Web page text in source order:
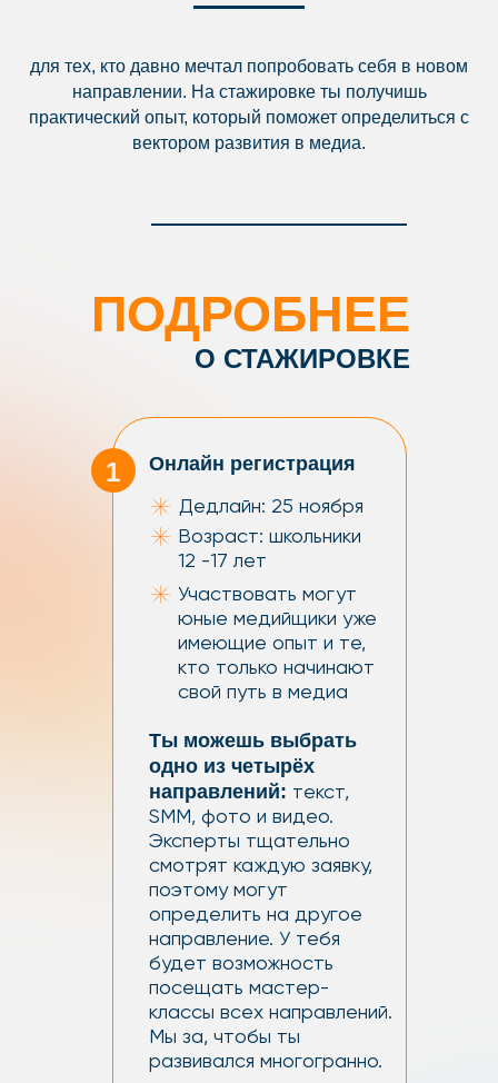
для тех, кто давно мечтал попробовать себя в новом
направлении. На стажировке ты получишь
практический опыт, который поможет определиться с
вектором развития в медиа.
ПОДРОБНЕЕ
О СТАЖИРОВКЕ
Возраст: школьники
12 -17 лет
Дедлайн: 25 ноября
Участвовать могут
юные медийщики уже
имеющие опыт и те,
кто только начинают
свой путь в медиа
Ты можешь выбрать
одно из четырёх
направлений: текст,
SMM, фото и видео.
Эксперты тщательно
смотрят каждую заявку,
поэтому могут
определить на другое
направление. У тебя
будет возможность
посещать мастер-
классы всех направлений.
Мы за, чтобы ты
развивался многогранно.
Онлайн регистрация
1